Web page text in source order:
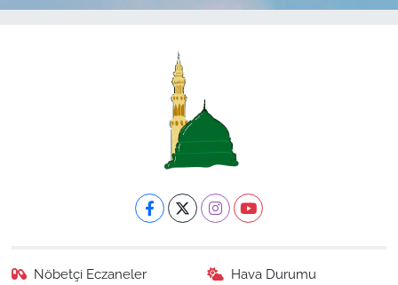
Nöbetçi Eczaneler Hava Durumu